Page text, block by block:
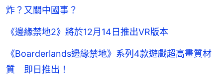
炸？又關中國事？
《邊緣禁地2》將於12月14日推出VR版本
《Boarderlands邊緣禁地》系列4款遊戲超高畫質材
質 即日推出！